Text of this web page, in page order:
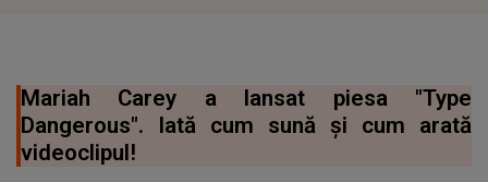
Mariah Carey a lansat piesa "Type
Dangerous". Iată cum sună și cum arată
videoclipul!